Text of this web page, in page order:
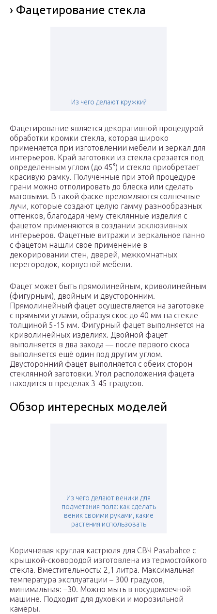
› Фацетирование стекла
Из чего делают кружки?
Фацетирование является декоративной процедурой
обработки кромки стекла, которая широко
применяется при изготовлении мебели и зеркал для
интерьеров. Край заготовки из стекла срезается под
определенным углом (до 45°) и стекло приобретает
красивую рамку. Полученные при этой процедуре
грани можно отполировать до блеска или сделать
матовыми. В такой фаске преломляются солнечные
лучи, которые создают целую гамму разнообразных
оттенков, благодаря чему стеклянные изделия с
фацетом применяются в создании эсклюзивных
интерьеров. Фацетные витражи и зеркальное панно
с фацетом нашли свое применение в
декорировании стен, дверей, межкомнатных
перегородок, корпусной мебели.
Фацет может быть прямолинейным, криволинейным
(фигурным), двойным и двусторонним.
Прямолинейный фацет осуществляется на заготовке
с прямыми углами, образуя скос до 40 мм на стекле
толщиной 5-15 мм. Фигурный фацет выполняется на
криволинейных изделиях. Двойной фацет
выполняется в два захода — после первого скоса
выполняется ещё один под другим углом.
Двусторонний фацет выполняется с обеих сторон
стеклянной заготовки. Угол расположения фацета
находится в пределах 3-45 градусов.
Обзор интересных моделей
Из чего делают веники для
подметания пола: как сделать
веник своими руками, какие
растения использовать
Коричневая круглая кастрюля для СВЧ Pasabahce с
крышкой-сковородой изготовлена из термостойкого
стекла. Вместительность: 2,1 литра. Максимальная
температура эксплуатации – 300 градусов,
минимальная: –30. Можно мыть в посудомоечной
машине. Подходит для духовки и морозильной
камеры.